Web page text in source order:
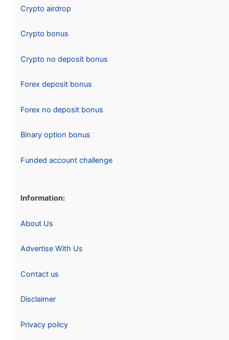
Crypto airdrop
Crypto bonus
Crypto no deposit bonus
Forex deposit bonus
Forex no deposit bonus
Binary option bonus
Funded account challenge
Information:
About Us
Advertise With Us
Contact us
Disclaimer
Privacy policy